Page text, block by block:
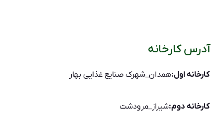
آدرس کارخانه
کارخانه اول:همدان_شهرک صنایع غذایی بهار
کارخانه دوم:شیراز_مرودشت